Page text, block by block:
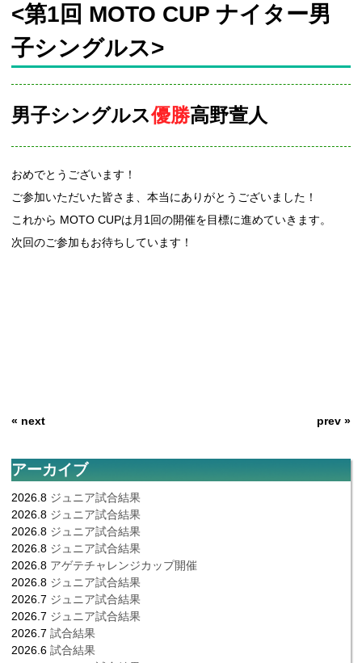
<第1回 MOTO CUP ナイター男
子シングルス>
男子シングルス優勝高野萱人
おめでとうございます！
ご参加いただいた皆さま、本当にありがとうございました！
これから MOTO CUPは月1回の開催を目標に進めていきます。
次回のご参加もお待ちしています！
« next prev »
アーカイブ
2026.8 ジュニア試合結果
2026.8 ジュニア試合結果
2026.8 ジュニア試合結果
2026.8 ジュニア試合結果
2026.8 アゲテチャレンジカップ開催
2026.8 ジュニア試合結果
2026.7 ジュニア試合結果
2026.7 ジュニア試合結果
2026.7 試合結果
2026.6 試合結果